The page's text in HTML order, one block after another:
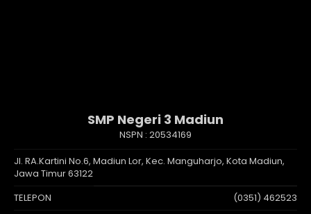
SMP Negeri 3 Madiun
NSPN : 20534169
Jl. RA.Kartini No.6, Madiun Lor, Kec. Manguharjo, Kota Madiun,
Jawa Timur 63122
TELEPON
(0351) 462523